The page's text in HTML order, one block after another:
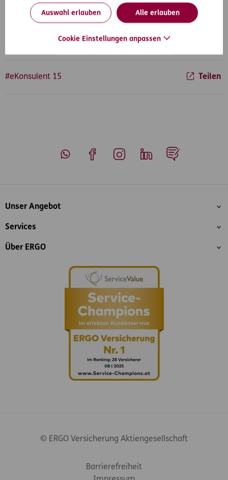
Auswahl erlauben Alle erlauben
Cookie Einstellungen anpassen
Beitrag für das Funktionieren unseres Systems – und
werden dafür zu Recht fürstlich entlohnt.
#eKonsulent 15 Teilen
Inhaltsübersicht
Unser Angebot
Services
Über ERGO
© ERGO Versicherung Aktiengesellschaft
Barrierefreiheit